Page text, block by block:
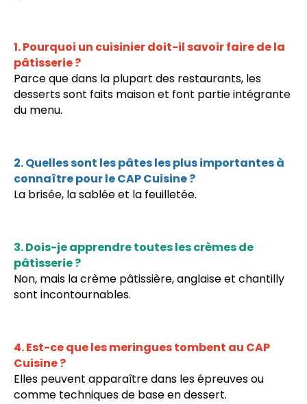
1. Pourquoi un cuisinier doit-il savoir faire de la
pâtisserie ?
Parce que dans la plupart des restaurants, les
desserts sont faits maison et font partie intégrante
du menu.
2. Quelles sont les pâtes les plus importantes à
connaître pour le CAP Cuisine ?
La brisée, la sablée et la feuilletée.
3. Dois-je apprendre toutes les crèmes de
pâtisserie ?
Non, mais la crème pâtissière, anglaise et chantilly
sont incontournables.
4. Est-ce que les meringues tombent au CAP
Cuisine ?
Elles peuvent apparaître dans les épreuves ou
comme techniques de base en dessert.